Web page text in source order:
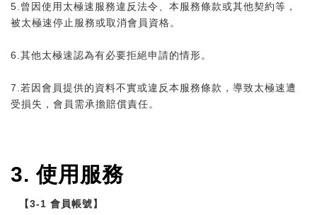
5.曾因使用太極速服務違反法令、本服務條款或其他契約等，
被太極速停止服務或取消會員資格。
6.其他太極速認為有必要拒絕申請的情形。
7.若因會員提供的資料不實或違反本服務條款，導致太極速遭
受損失，會員需承擔賠償責任。
3.使用服務
【 3-1 會員帳號】